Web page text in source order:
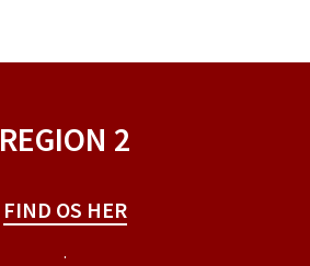
REGION 2
FIND OS HER
.